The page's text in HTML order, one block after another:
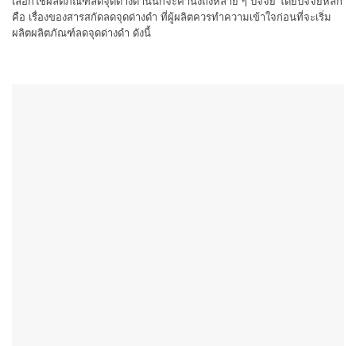
คือ เรื่องของสารสกัดลดจุดด่างดำ ที่ผู้ผลิตควรทำความเข้าใจก่อนที่จะเริ่ม
ผลิตผลิตภัณฑ์ลดจุดด่างดำ ดังนี้